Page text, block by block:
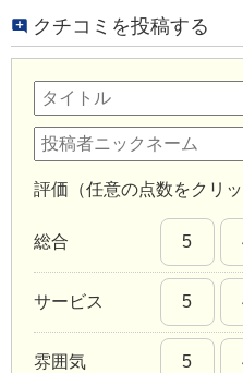
クチコミを投稿する
評価（任意の点数をクリッ
総合 5
サービス 5
雰囲気 5